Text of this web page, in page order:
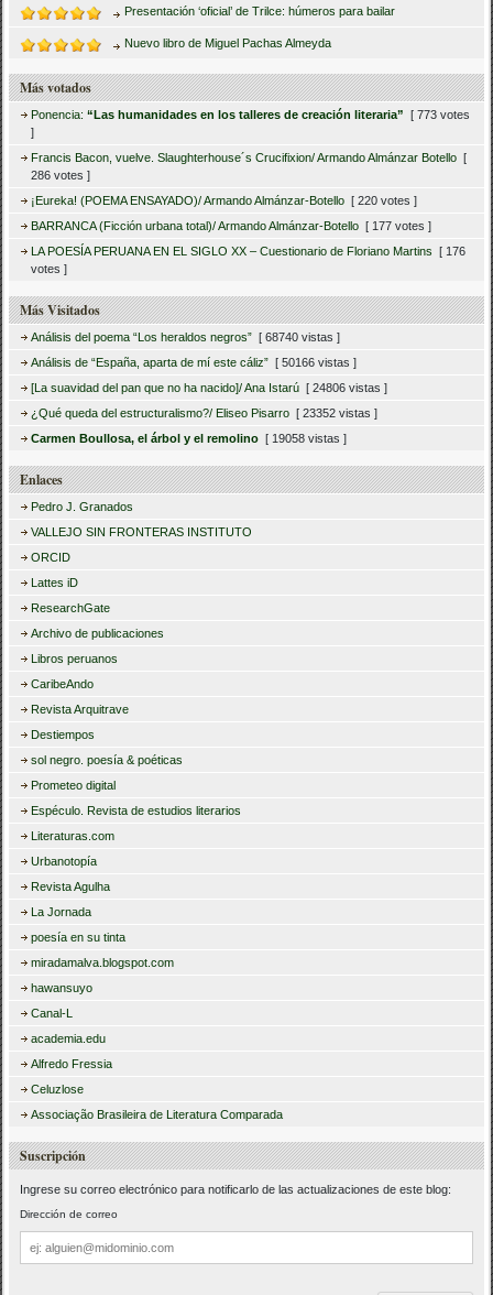
Presentación ‘oficial’ de Trilce: húmeros para bailar
Nuevo libro de Miguel Pachas Almeyda
Más votados
Ponencia:“Las humanidades en los talleres de creación literaria”
[ 773 votes
]
Francis Bacon, vuelve. Slaughterhouse´s Crucifixion/ Armando Almánzar Botello [
286 votes ]
¡Eureka! (POEMA ENSAYADO)/ Armando Almánzar-Botello [ 220 votes ]
BARRANCA (Ficción urbana total)/ Armando Almánzar-Botello [ 177 votes ]
LA POESÍA PERUANA EN EL SIGLO XX – Cuestionario de Floriano Martins
[ 176
votes ]
Más Visitados
Análisis del poema “Los heraldos negros” [ 68740 vistas ]
Análisis de “España, aparta de mí este cáliz” [ 50166 vistas ]
[La suavidad del pan que no ha nacido]/ Ana Istarú [ 24806 vistas ]
¿Qué queda del estructuralismo?/ Eliseo Pisarro [ 23352 vistas ]
Carmen Boullosa, el árbol y el remolino [ 19058 vistas ]
Enlaces
Pedro J. Granados
VALLEJO SIN FRONTERAS INSTITUTO
ORCID
Lattes iD
ResearchGate
Archivo de publicaciones
Libros peruanos
CaribeAndo
Revista Arquitrave
Destiempos
sol negro. poesía & poéticas
Prometeo digital
Espéculo. Revista de estudios literarios
Literaturas.com
Urbanotopía
Revista Agulha
La Jornada
poesía en su tinta
miradamalva.blogspot.com
hawansuyo
Canal-L
academia.edu
Alfredo Fressia
Celuzlose
Associação Brasileira de Literatura Comparada
Suscripción
Ingrese su correo electrónico para notificarlo de las actualizaciones de este blog:
Dirección de correo
Dirección
de
correo